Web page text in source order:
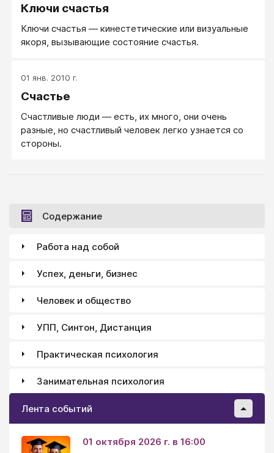
Ключи счастья
Ключи счастья — кинестетические или визуальные
якоря, вызывающие состояние счастья.
01 янв. 2010 г.
Счастье
Счастливые люди — есть, их много, они очень
разные, но счастливый человек легко узнается со
стороны.
Содержание
Работа над собой
Успех, деньги, бизнес
Человек и общество
УПП, Синтон, Дистанция
Практическая психология
Занимательная психология
Лента событий
01 октября 2026 г. в 16:00